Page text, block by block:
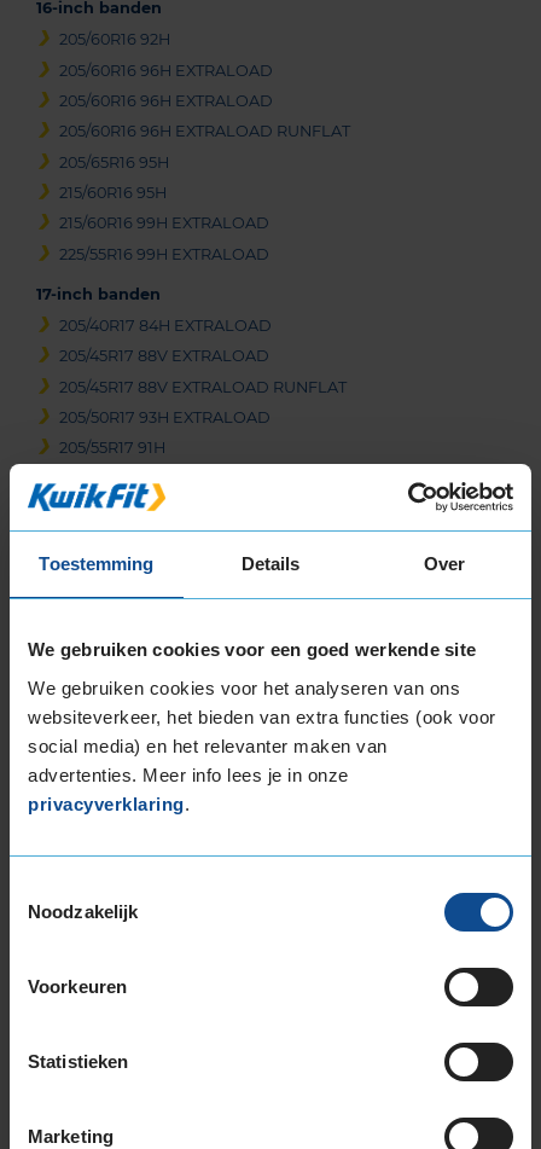
Toestemming Details Over
We gebruiken cookies voor een goed werkende site
We gebruiken cookies voor het analyseren van ons
websiteverkeer, het bieden van extra functies (ook voor
social media) en het relevanter maken van
advertenties. Meer info lees je in onze
privacyverklaring.
Noodzakelijk
Voorkeuren
Statistieken
Marketing
16-inch banden
205/60R16 92H
205/60R16 96H EXTRALOAD
205/60R16 96H EXTRALOAD
205/60R16 96H EXTRALOAD RUNFLAT
205/65R16 95H
215/60R16 95H
215/60R16 99H EXTRALOAD
225/55R16 99H EXTRALOAD
17-inch banden
205/40R17 84H EXTRALOAD
205/45R17 88V EXTRALOAD
205/45R17 88V EXTRALOAD RUNFLAT
205/50R17 93H EXTRALOAD
205/55R17 91H
205/60R17 93H
215/50R17 95V EXTRALOAD
215/55R17 94H
215/65R17 99H
225/45R17 91H
225/45R17 91H RUNFLAT
225/45R17 91H RUNFLAT
225/45R17 94H EXTRALOAD
225/45R17 94V EXTRALOAD
225/50R17 98H EXTRALOAD
225/55R17 97H